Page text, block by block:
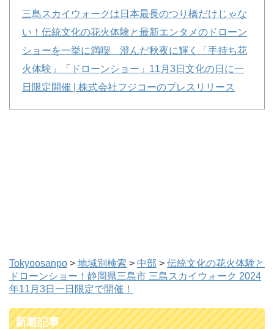
三島スカイウォークは日本最長のつり橋だけじゃな
い！伝統文化の花火体験と最新エンタメのドローン
ショーを一挙に満喫 澄んだ秋夜に輝く「手持ち花
火体験」「ドローンショー」11月3日文化の日に一
日限定開催 | 株式会社フジコーのプレスリリース
Tokyoosanpo > 地域別検索 > 中部 > 伝統文化の花火体験と
ドローンショー！静岡県三島市 三島スカイウォーク 2024
年11月3日一日限定で開催！
新着記事